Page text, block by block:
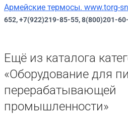
Армейские термосы. www.torg-
652, +7(922)219-85-55, 8(800)201-
Ещё из каталога
«Оборудование для
перерабатывающей
промышленности»